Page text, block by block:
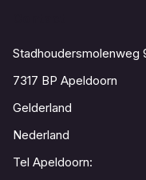
Stadhoudersmolenweg
7317 BP Apeldoorn
Gelderland
Nederland
Tel Apeldoorn: